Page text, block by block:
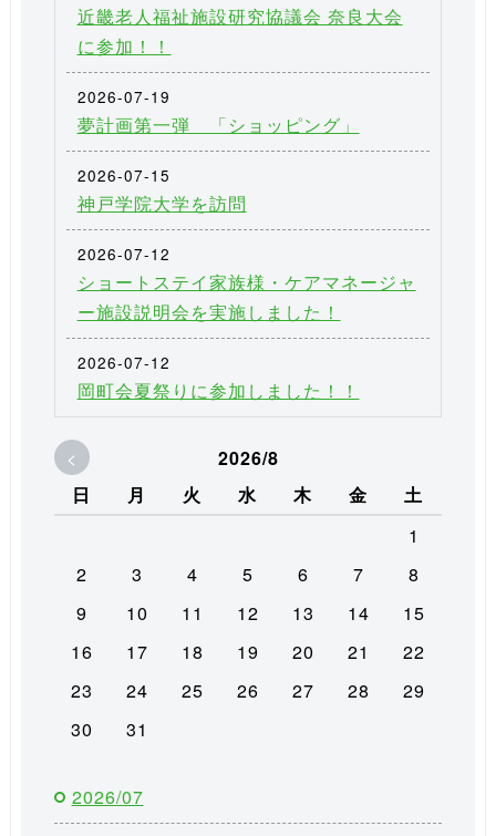
近畿老人福祉施設研究協議会 奈良大会
に参加！！
2026-07-19
夢計画第一弾 「ショッピング」
2026-07-15
神戸学院大学を訪問
2026-07-12
ショートステイ家族様・ケアマネージャ
ー施設説明会を実施しました！
2026-07-12
岡町会夏祭りに参加しました！！
<
2026/8
日
月 火 水 木 金
土
1
2
3 4 5 6 7
8
9
10 11 12 13 14
15
16
17 18 19 20 21
22
23
24 25 26 27 28
29
30
31
2026/07